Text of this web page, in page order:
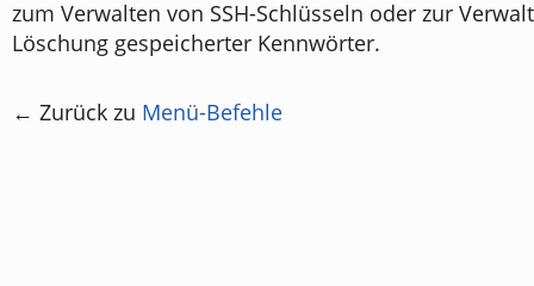
zum Verwalten von SSH-Schlüsseln oder zur
Löschung gespeicherter Kennwörter.
← Zurück zu Menü-Befehle